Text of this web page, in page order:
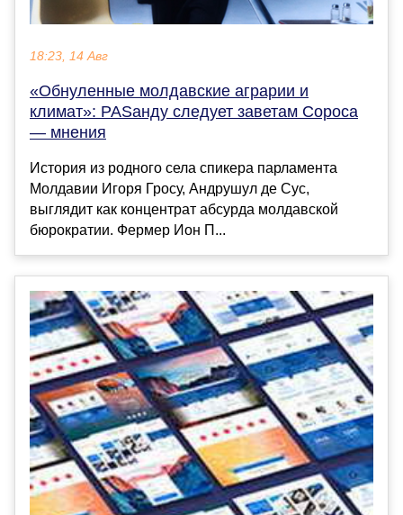
18:23, 14 Авг
«Обнуленные молдавские аграрии и
климат»: PASанду следует заветам Сороса
— мнения
История из родного села спикера парламента
Молдавии Игоря Гросу, Андрушул де Сус,
выглядит как концентрат абсурда молдавской
бюрократии. Фермер Ион П...